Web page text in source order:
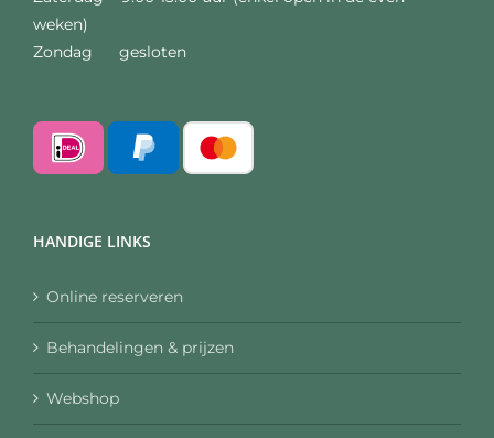
weken)
Zondag gesloten
HANDIGE LINKS
Online reserveren
Behandelingen & prijzen
Webshop